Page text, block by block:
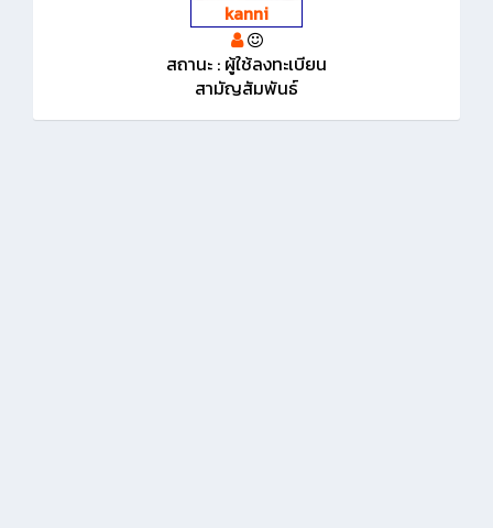
kanni
สถานะ : ผู้ใช้ลงทะเบียน
สามัญสัมพันธ์